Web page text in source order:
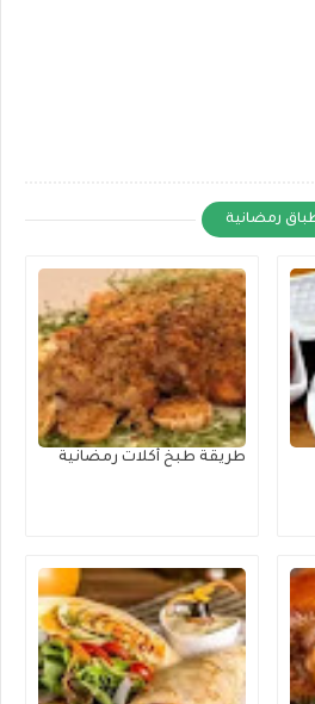
رمضانية
طريقة طبخ أكلات رمضانية